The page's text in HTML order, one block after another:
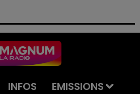
de son véhicule.
INFOS
EMISSIONS